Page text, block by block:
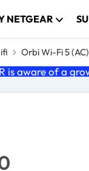
NETGEAR
Orbi Wi-Fi 5
is aware of a